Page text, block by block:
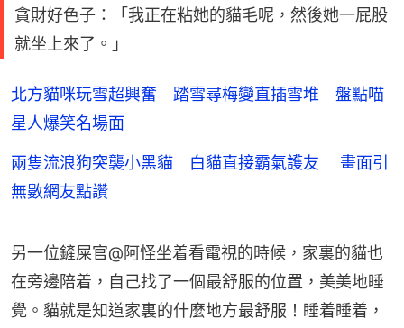
貪財好色子：「我正在粘她的貓毛呢，然後她一屁股
就坐上來了。」
北方貓咪玩雪超興奮 踏雪尋梅變直插雪堆 盤點喵
星人爆笑名場面
兩隻流浪狗突襲小黑貓 白貓直接霸氣護友 畫面引
無數網友點讚
另一位鏟屎官@阿怪坐着看電視的時候，家裏的貓也
在旁邊陪着，自己找了一個最舒服的位置，美美地睡
覺。貓就是知道家裏的什麼地方最舒服！睡着睡着，